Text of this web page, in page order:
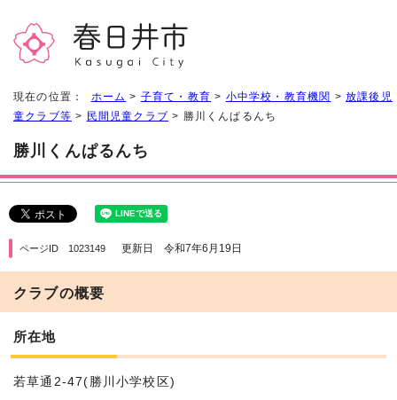
現在の位置： ホーム > 子育て・教育 > 小中学校・教育機関 >放課後児
童クラブ等 > 民間児童クラブ > 勝川くんぱるんち
勝川くんぱるんち
ページID 1023149 更新日 令和7年6月19日
クラブの概要
所在地
若草通2-47(勝川小学校区)